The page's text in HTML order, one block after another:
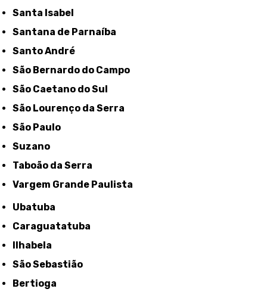
Santa Isabel
Santana de Parnaíba
Santo André
São Bernardo do Campo
São Caetano do Sul
São Lourenço da Serra
São Paulo
Suzano
Taboão da Serra
Vargem Grande Paulista
Ubatuba
Caraguatatuba
Ilhabela
São Sebastião
Bertioga